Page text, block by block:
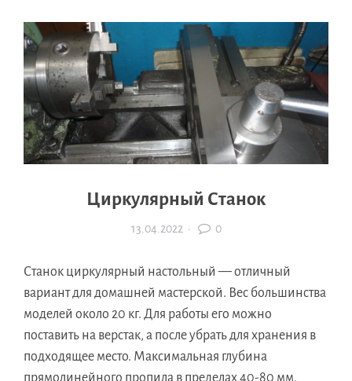
Циркулярный Станок
13.04.2022· 0
Станок циркулярный настольный — отличный
вариант для домашней мастерской. Вес большинства
моделей около 20 кг. Для работы его можно
поставить на верстак, а после убрать для хранения в
подходящее место. Максимальная глубина
прямолинейного пропила в пределах 40-80 мм.